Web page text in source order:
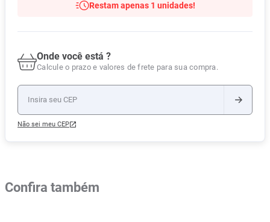
Restam apenas 1 unidades!
Onde você está ?
Calcule o prazo e valores de frete para sua compra.
Não sei meu CEP
Confira também